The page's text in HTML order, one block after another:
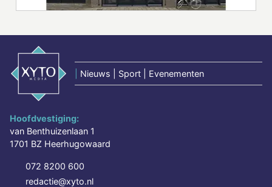
Nieuws | Sport | Evenementen
Hoofdvestiging:
van Benthuizenlaan 1
1701 BZ Heerhugowaard
072 8200 600
redactie@xyto.nl